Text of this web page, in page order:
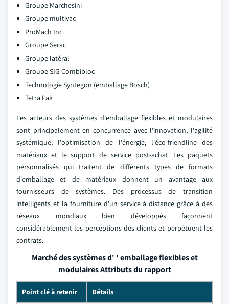
Groupe Marchesini
Groupe multivac
ProMach Inc.
Groupe Serac
Groupe latéral
Groupe SIG Combibloc
Technologie Syntegon (emballage Bosch)
Tetra Pak
Les acteurs des systèmes d'emballage flexibles et modulaires
sont principalement en concurrence avec l'innovation, l'agilité
systémique, l'optimisation de l'énergie, l'éco-friendline des
matériaux et le support de service post-achat. Les paquets
personnalisés qui traitent de différents types de formats
d'emballage et de matériaux donnent un avantage aux
fournisseurs de systèmes. Des processus de transition
intelligents et la fourniture d'un service à distance grâce à des
réseaux mondiaux bien développés façonnent
considérablement les perceptions des clients et perpétuent les
contrats.
Marché des systèmes d' ' emballage flexibles et
modulaires Attributs du rapport
Point clé à retenir Détails